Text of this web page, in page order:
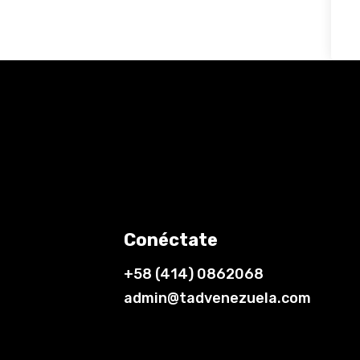
Conéctate
+58 (414) 0862068
admin@tadvenezuela.com